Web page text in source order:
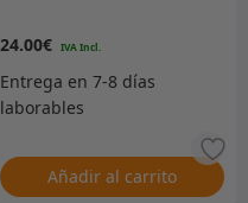
24.00€
Añadir al carrito